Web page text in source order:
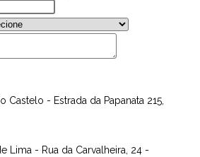
Castelo - Estrada da Papanata 215,
Lima - Rua da Carvalheira, 24 -